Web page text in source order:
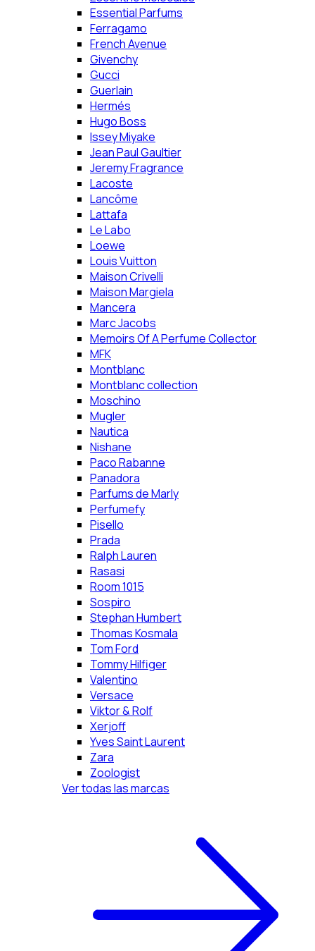
Essential Parfums
Ferragamo
French Avenue
Givenchy
Gucci
Guerlain
Hermés
Hugo Boss
Issey Miyake
Jean Paul Gaultier
Jeremy Fragrance
Lacoste
Lancôme
Lattafa
Le Labo
Loewe
Louis Vuitton
Maison Crivelli
Maison Margiela
Mancera
Marc Jacobs
Memoirs Of A Perfume Collector
MFK
Montblanc
Montblanc collection
Moschino
Mugler
Nautica
Nishane
Paco Rabanne
Panadora
Parfums de Marly
Perfumefy
Pisello
Prada
Ralph Lauren
Rasasi
Room 1015
Sospiro
Stephan Humbert
Thomas Kosmala
Tom Ford
Tommy Hilfiger
Valentino
Versace
Viktor & Rolf
Xerjoff
Yves Saint Laurent
Zara
Zoologist
Ver todas las marcas